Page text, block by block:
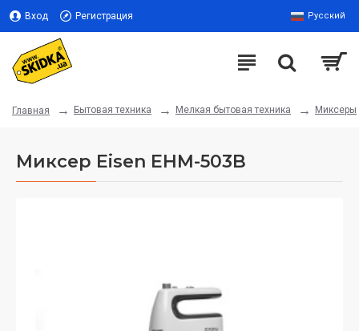
Вход Регистрация Русский
Главная Бытовая техника Мелкая бытовая техника Миксеры
Миксер Eisen EHM-503B